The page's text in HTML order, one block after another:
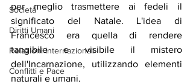
Società
Diritti Umani
Relazioni Internazionali
Conflitti e Pace
per meglio trasmettere ai fedeli il
significato del Natale. L'idea di
Francesco era quella di rendere
tangibile e visibile il mistero
dell'Incarnazione, utilizzando elementi
naturali e umani.